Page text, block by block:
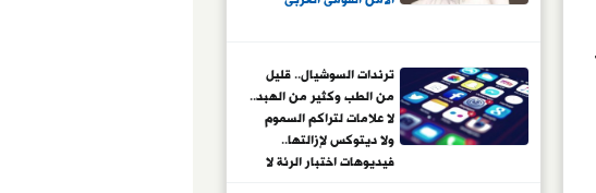
ترندات السوشيال.. قليل
من الطب وكثير من الهبد..
لا علامات لتراكم السموم
ولا ديتوكس لإزالتها..
فيديوهات اختبار الرئة لا